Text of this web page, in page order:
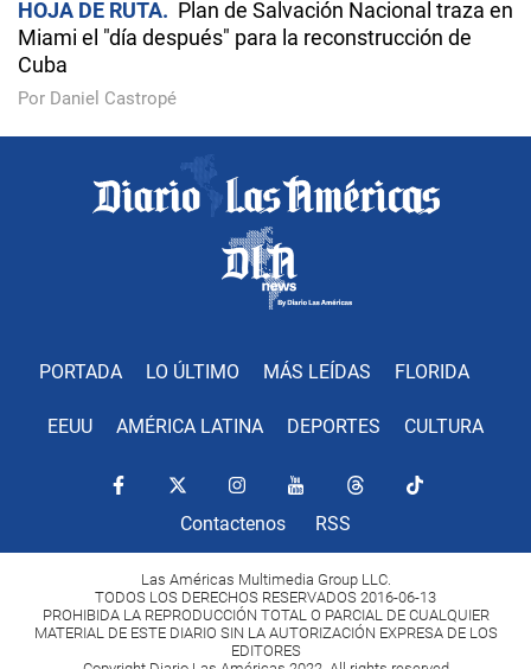
HOJA DE RUTA
Plan de Salvación Nacional traza en
Miami el "día después" para la reconstrucción de
Cuba
Por Daniel Castropé
PORTADA LO ÚLTIMO MÁS LEÍDAS FLORIDA
EEUU AMÉRICA LATINA DEPORTES CULTURA
Contactenos RSS
Las Américas Multimedia Group LLC.
TODOS LOS DERECHOS RESERVADOS 2016-06-13
PROHIBIDA LA REPRODUCCIÓN TOTAL O PARCIAL DE CUALQUIER
MATERIAL DE ESTE DIARIO SIN LA AUTORIZACIÓN EXPRESA DE LOS
EDITORES